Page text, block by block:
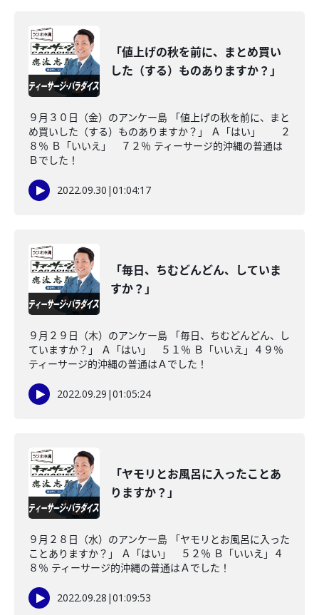
「値上げの秋を前に、まとめ買い
した（する）ものありますか？」
９月３０日（金）のアンケー島 「値上げの秋を前に、まと
め買いした（する）ものありますか？」 Ａ「はい」 ２
８％ Ｂ「いいえ」 ７２％ ティーサージ的沖縄の普通は
Ｂでした！
2022.09.30 |01:04:17
「毎日、ちむどんどん、していま
すか？」
９月２９日（木）のアンケー島 「毎日、ちむどんどん、し
ていますか？」 Ａ「はい」 ５１％ Ｂ「いいえ」４９％
ティーサージ的沖縄の普通はＡでした！
2022.09.29 |01:05:24
「ヤモリとお風呂に入ったことあ
りますか？」
９月２８日（水）のアンケー島 「ヤモリとお風呂に入った
ことありますか？」 Ａ「はい」 ５２％ Ｂ「いいえ」４
８％ ティーサージ的沖縄の普通はＡでした！
2022.09.28 |01:09:53